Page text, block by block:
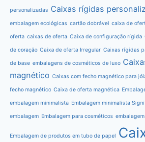
personalizadas Caixas rígidas
embalagem ecológicas cartão dobrável caixa de
oferta caixas de oferta Caixa de configuração rígida
de coração Caixa de oferta Irregular Caixas rígidas
de base embalagens de cosméticos de luxo
magnético Caixas com fecho magnético para
fecho magnético Caixa de oferta magnética
embalagem minimalista Embalagem minimalista
embalagem Embalagem para cosméticos
Embalagem de produtos em tubo de papel